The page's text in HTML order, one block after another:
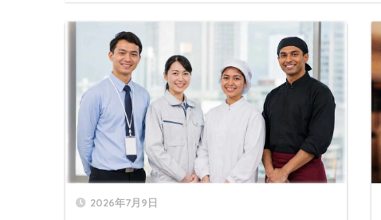
2026年7月9日